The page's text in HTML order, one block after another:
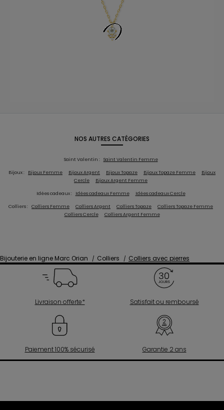
NOS AUTRES CATÉGORIES
Saint Valentin : Saint Valentin Femme
Bijoux : Bijoux Femme Bijoux Argent Bijoux Topaze Bijoux Topaze Femme
Bijoux
Cercle
Bijoux Argent Femme
Idées cadeaux : Idées cadeaux Femme Idées cadeaux Cercle
Colliers : Colliers Femme Colliers Argent Colliers Topaze
Colliers Topaze Femme
Colliers Cercle
Colliers Argent Femme
Bijouterie en ligne Marc Orian Colliers Colliers avec pierres
Livraison offerte* Satisfait ou remboursé
Paiement 100% sécurisé Garantie 2 ans